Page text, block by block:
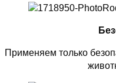
Применяем только